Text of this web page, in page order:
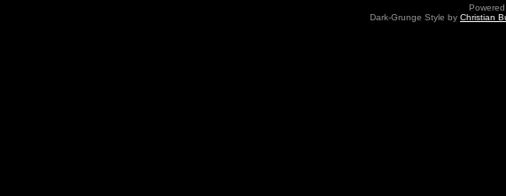
Dark-Grunge Style by Christian